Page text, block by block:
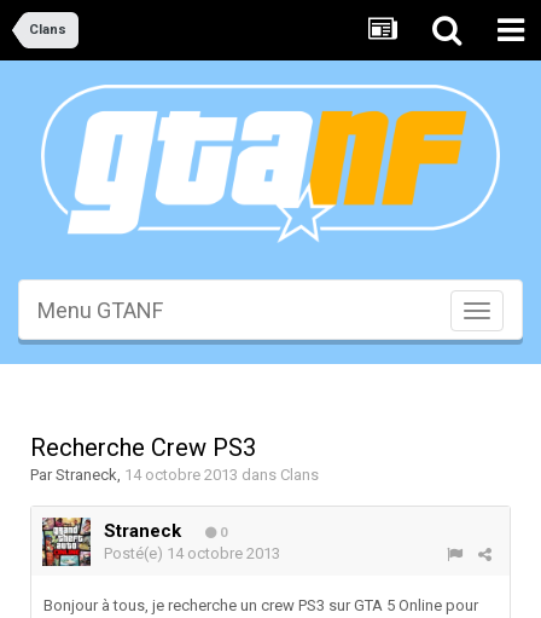
Clans
Toggle
Menu GTANF
Recherche Crew PS3
ParStraneck, 14 octobre 2013 dans Clans
Straneck 0
Posté(e) 14 octobre 2013
Bonjour à tous, je recherche un crew PS3 sur GTA 5 Online pour